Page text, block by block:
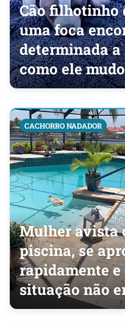
Cão filhotinho
uma foca
determinada
como ele
CACHORRO NADADOR
Mulher avista
piscina, se
rapidamente e
situação não